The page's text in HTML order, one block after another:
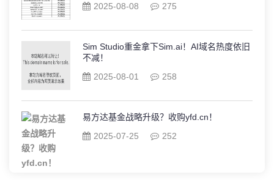
2025-08-08
275
Sim Studio重金拿下Sim.ai！AI域名热度依旧
不减！
2025-08-01
258
易方达基金战略升级？收购yfd.cn！
2025-07-25
252